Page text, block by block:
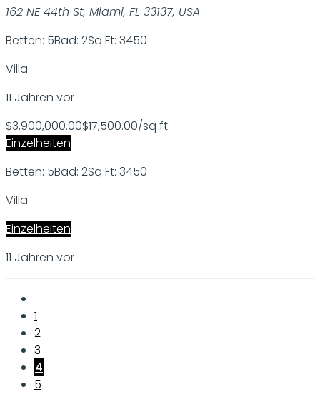
162 NE 44th St, Miami, FL 33137, USA
Betten: 5Bad: 2Sq Ft: 3450
Villa
11 Jahren vor
$3,900,000.00$17,500.00/sq ft
Einzelheiten
Betten: 5Bad: 2Sq Ft: 3450
Villa
Einzelheiten
11 Jahren vor
1
2
3
4
5